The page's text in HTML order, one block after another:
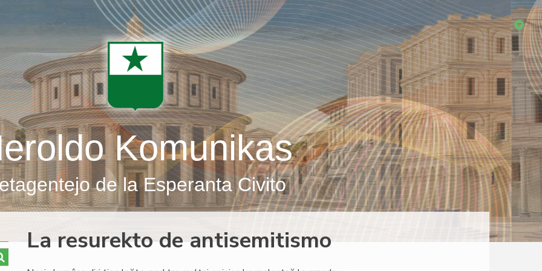
Komunikas
de la Esperanta Civito
La resurekto de antisemitismo